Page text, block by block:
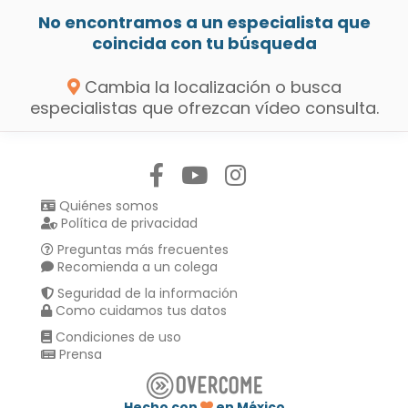
No encontramos a un especialista que
coincida con tu búsqueda
Cambia la localización o busca
especialistas que ofrezcan vídeo consulta.
Quiénes somos
Política de privacidad
Preguntas más frecuentes
Recomienda a un colega
Seguridad de la información
Como cuidamos tus datos
Condiciones de uso
Prensa